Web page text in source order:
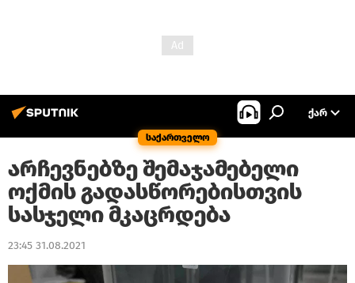
საქართველო
ᲥᲐᲠ
არჩევნებზე შემაჯამებელი
ოქმის გადასწორებისთვის
სასჯელი მკაცრდება
23:45 31.08.2021